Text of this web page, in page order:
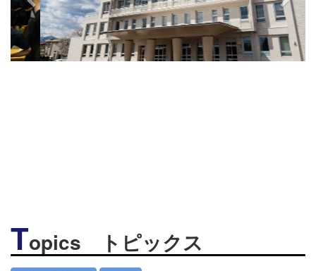
Topics トピックス